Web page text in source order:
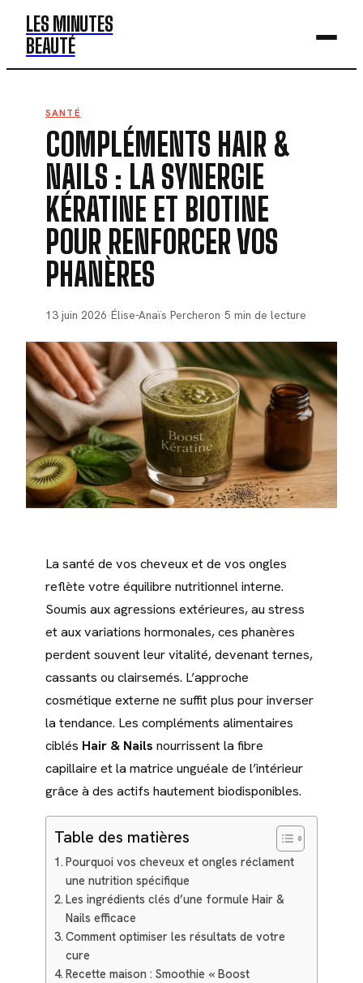
LES MINUTES
BEAUTÉ
BEAUTÉ
MODE
SANTÉ
BIEN-ÊTRE
DÉV. PERSO
SANTÉ
COMPLÉMENTS HAIR &
NAILS : LA SYNERGIE
KÉRATINE ET BIOTINE
POUR RENFORCER VOS
PHANÈRES
13 juin 2026·Élise-Anaïs Percheron·5 min de lecture
La santé de vos cheveux et de vos ongles
reflète votre équilibre nutritionnel interne.
Soumis aux agressions extérieures, au stress
et aux variations hormonales, ces phanères
perdent souvent leur vitalité, devenant ternes,
cassants ou clairsemés. L’approche
cosmétique externe ne suffit plus pour inverser
la tendance. Les compléments alimentaires
ciblés Hair & Nails nourrissent la fibre
capillaire et la matrice unguéale de l’intérieur
grâce à des actifs hautement biodisponibles.
Table des matières
Pourquoi vos cheveux et ongles réclament
une nutrition spécifique
Les ingrédients clés d’une formule Hair &
Nails efficace
Comment optimiser les résultats de votre
cure
Recette maison : Smoothie « Boost